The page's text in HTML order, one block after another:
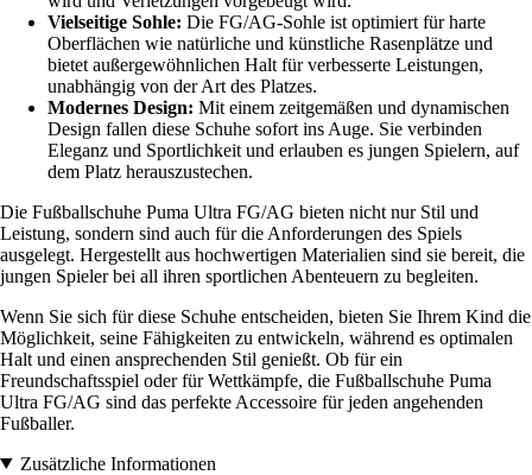
Vielseitige Sohle: Die FG/AG-Sohle ist optimiert für harte
Oberflächen wie natürliche und künstliche Rasenplätze und
bietet außergewöhnlichen Halt für verbesserte Leistungen,
unabhängig von der Art des Platzes.
Modernes Design: Mit einem zeitgemäßen und dynamischen
Design fallen diese Schuhe sofort ins Auge. Sie verbinden
Eleganz und Sportlichkeit und erlauben es jungen Spielern, auf
dem Platz herauszustechen.
Die Fußballschuhe Puma Ultra FG/AG bieten nicht nur Stil und
Leistung, sondern sind auch für die Anforderungen des Spiels
ausgelegt. Hergestellt aus hochwertigen Materialien sind sie bereit, die
jungen Spieler bei all ihren sportlichen Abenteuern zu begleiten.
Wenn Sie sich für diese Schuhe entscheiden, bieten Sie Ihrem Kind die
Möglichkeit, seine Fähigkeiten zu entwickeln, während es optimalen
Halt und einen ansprechenden Stil genießt. Ob für ein
Freundschaftsspiel oder für Wettkämpfe, die Fußballschuhe Puma
Ultra FG/AG sind das perfekte Accessoire für jeden angehenden
Fußballer.
Zusätzliche Informationen